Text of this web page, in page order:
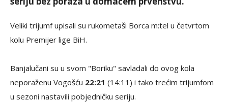
Veliki trijumf upisali su rukometaši Borca m:tel u četvrtom
kolu Premijer lige BiH.
Banjalučani su u svom "Boriku" savladali do ovog kola
neporaženu Vogošću 22:21 (14:11) i tako trećim trijumfom
u sezoni nastavili pobjedničku seriju.